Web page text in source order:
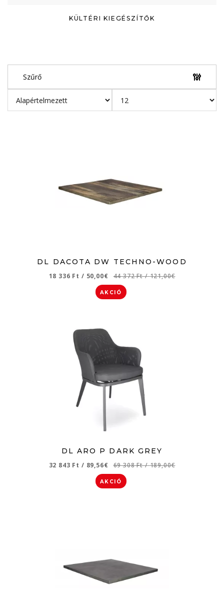
KÜLTÉRI KIEGÉSZÍTŐK
Szűrő
DL DACOTA DW TECHNO-WOOD
18 336 Ft / 50,00€ 44 372 Ft/ 121,00€
AKCIÓ
DL ARO P DARK GREY
32 843 Ft / 89,56€ 69 308 Ft/ 189,00€
AKCIÓ